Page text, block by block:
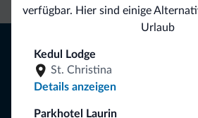
verfügbar. Hier sind einige
Urlaub
Kedul Lodge
St. Christina
Details anzeigen
Parkhotel Laurin
Tipps aus den
Sie erhalten Informationen,
Neuigkeiten für Ihren Urlaub in